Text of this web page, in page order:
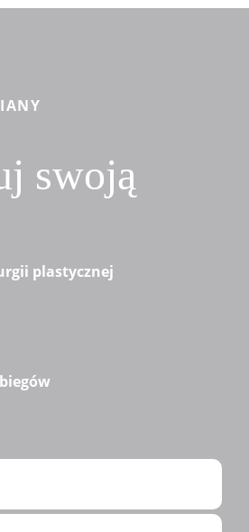
swoją
plastycznej